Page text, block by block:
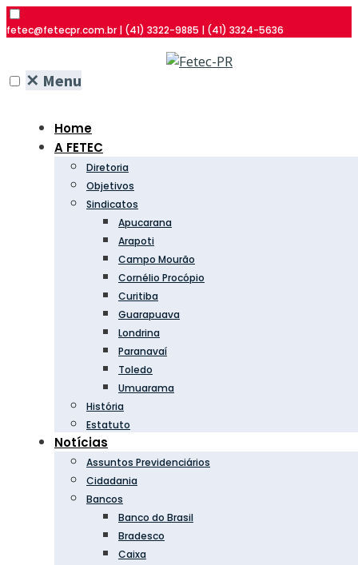
fetec@fetecpr.com.br | (41) 3322-9885 | (41) 3324-5636
✕ Menu
Home
A FETEC
Diretoria
Objetivos
Sindicatos
Apucarana
Arapoti
Campo Mourão
Cornélio Procópio
Curitiba
Guarapuava
Londrina
Paranavaí
Toledo
Umuarama
História
Estatuto
Notícias
Assuntos Previdenciários
Cidadania
Bancos
Banco do Brasil
Bradesco
Caixa